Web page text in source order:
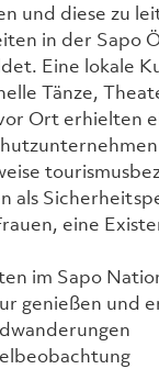
und diese zu
in der Sapo
Eine lokale
Tänze,
Ort erhielten
als
eine
im Sapo
genießen und